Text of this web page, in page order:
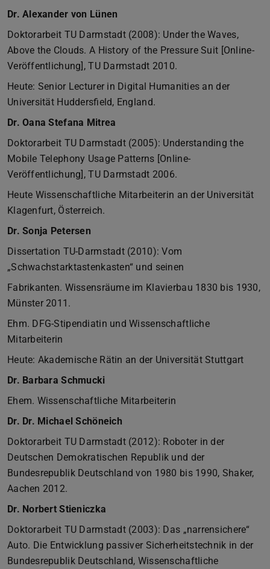
Dr. Alexander von Lünen
Doktorarbeit TU Darmstadt (2008): Under the Waves,
Above the Clouds. A History of the Pressure Suit [Online-
Veröffentlichung], TU Darmstadt 2010.
Heute: Senior Lecturer in Digital Humanities an der
Universität Huddersfield, England.
Dr. Oana Stefana Mitrea
Doktorarbeit TU Darmstadt (2005): Understanding the
Mobile Telephony Usage Patterns [Online-
Veröffentlichung], TU Darmstadt 2006.
Heute Wissenschaftliche Mitarbeiterin an der Universität
Klagenfurt, Österreich.
Dr. Sonja Petersen
Dissertation TU-Darmstadt (2010): Vom
„Schwachstarktastenkasten“ und seinen
Fabrikanten. Wissensräume im Klavierbau 1830 bis 1930,
Münster 2011.
Ehm. DFG-Stipendiatin und Wissenschaftliche
Mitarbeiterin
Heute: Akademische Rätin an der Universität Stuttgart
Dr. Barbara Schmucki
Ehem. Wissenschaftliche Mitarbeiterin
Dr. Dr. Michael Schöneich
Doktorarbeit TU Darmstadt (2012): Roboter in der
Deutschen Demokratischen Republik und der
Bundesrepublik Deutschland von 1980 bis 1990, Shaker,
Aachen 2012.
Dr. Norbert Stieniczka
Doktorarbeit TU Darmstadt (2003): Das „narrensichere“
Auto. Die Entwicklung passiver Sicherheitstechnik in der
Bundesrepublik Deutschland, Wissenschaftliche